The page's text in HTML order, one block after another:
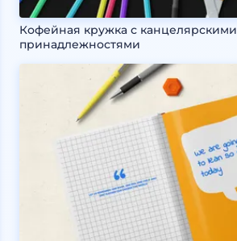
Кофейная кружка с канцелярскими
принадлежностями